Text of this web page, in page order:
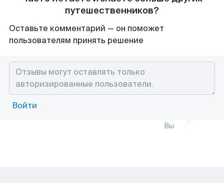
путешественников?
Оставьте комментарий — он поможет
пользователям принять решение
Войти
Вы